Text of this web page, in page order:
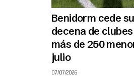
Benidorm cede
decena de
más de 250
julio
07/07/2026